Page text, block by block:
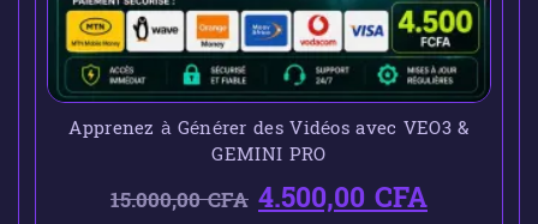
Apprenez à Générer des Vidéos avec VEO3 &
GEMINI PRO
15.000,00CFA 4.500,00CFA